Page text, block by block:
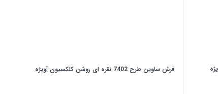
فرش ساوین طرح 7402 نقره ای روشن کلکسیون آویژه